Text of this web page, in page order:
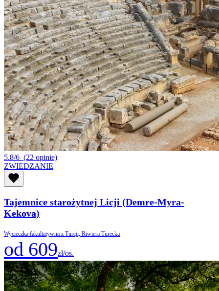
5.8/6 (22 opinie)
ZWIEDZANIE
Tajemnice starożytnej Licji (Demre-Myra-
Kekova)
Wycieczka fakultatywna z Turcji, Riwiera Turecka
od 609zł/os.